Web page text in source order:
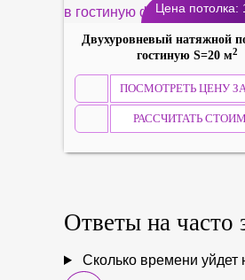
Цена потолка:
Двухуровневый натяжной
гостиную S=20 м2
ПОСМОТРЕТЬ ЦЕНУ
РАССЧИТАТЬ
Ответы на часто
Сколько времени уйдет